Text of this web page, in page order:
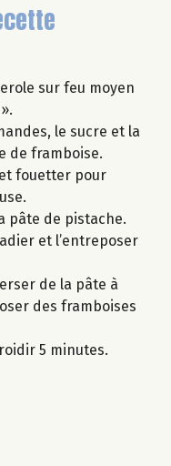
sur feu moyen
le sucre et la
de framboise.
fouetter pour
pâte de pistache.
et l’entreposer
de la pâte à
des framboises
5 minutes.